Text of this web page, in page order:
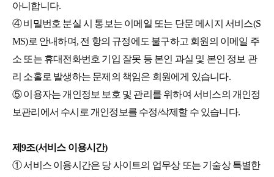
아니합니다.
④ 비밀번호 분실 시 통보는 이메일 또는 단문 메시지 서비스(S
MS)로 안내하며, 전 항의 규정에도 불구하고 회원의 이메일 주
소 또는 휴대전화번호 기입 잘못 등 본인 과실 및 본인 정보 관
리 소홀로 발생하는 문제의 책임은 회원에게 있습니다.
⑤ 이용자는 개인정보 보호 및 관리를 위하여 서비스의 개인정
보관리에서 수시로 개인정보를 수정/삭제할 수 있습니다.
제9조(서비스 이용시간)
① 서비스 이용시간은 당 사이트의 업무상 또는 기술상 특별한